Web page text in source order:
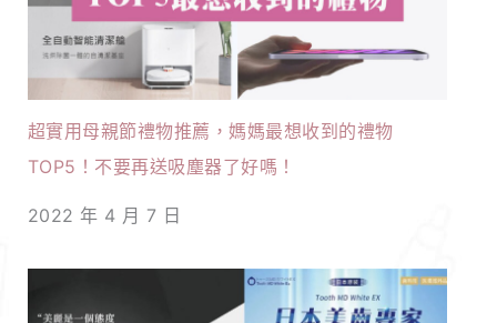
超實用母親節禮物推薦，媽媽最想收到的禮物
TOP5！不要再送吸塵器了好嗎！
2022 年 4 月 7 日